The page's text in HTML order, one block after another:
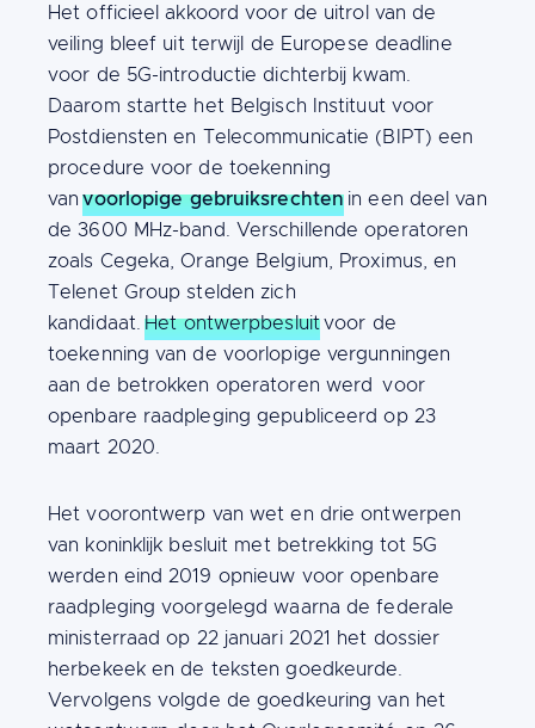
Het officieel akkoord voor de uitrol van de
veiling bleef uit terwijl de Europese deadline
voor de 5G-introductie dichterbij kwam.
Daarom startte het Belgisch Instituut voor
Postdiensten en Telecommunicatie (BIPT) een
procedure voor de toekenning
vanvoorlopige gebruiksrechten in een deel van
de 3600 MHz-band. Verschillende operatoren
zoals Cegeka, Orange Belgium, Proximus, en
Telenet Group stelden zich
kandidaat.Het ontwerpbesluitvoor de
toekenning van de voorlopige vergunningen
aan de betrokken operatoren werd voor
openbare raadpleging gepubliceerd op 23
maart 2020.
Het voorontwerp van wet en drie ontwerpen
van koninklijk besluit met betrekking tot 5G
werden eind 2019 opnieuw voor openbare
raadpleging voorgelegd waarna de federale
ministerraad op 22 januari 2021 het dossier
herbekeek en de teksten goedkeurde.
Vervolgens volgde de goedkeuring van het